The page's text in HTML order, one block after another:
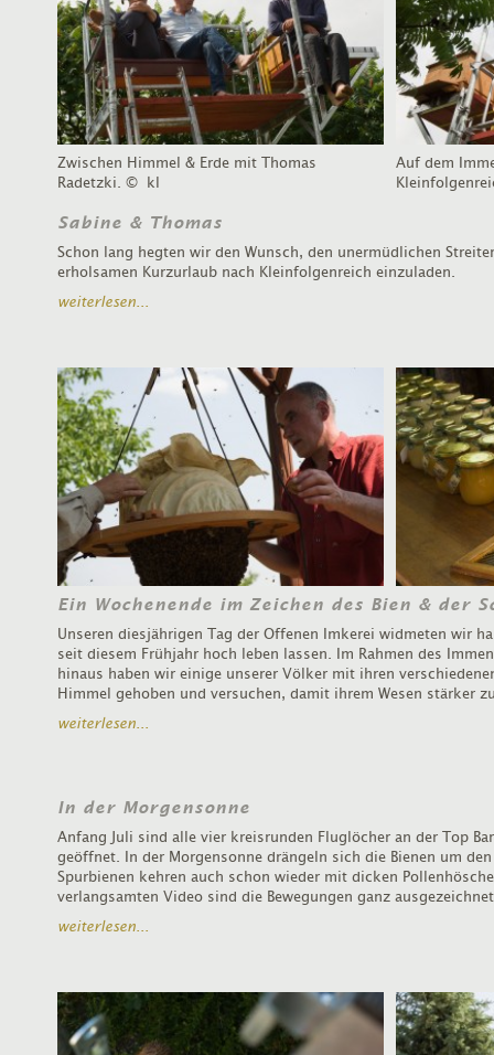
Zwischen Himmel & Erde mit Thomas
Radetzki. © kl
Auf dem
Sabine & Thomas
Schon lang hegten wir den Wunsch, den unermüdlichen
erholsamen Kurzurlaub nach Kleinfolgenreich einzuladen.
weiterlesen...
Ein Wochenende im Zeichen des Bien & der
Unseren diesjährigen Tag der Offenen Imkerei widmeten wir
seit diesem Frühjahr hoch leben lassen. Im Rahmen des
hinaus haben wir einige unserer Völker mit ihren
Himmel gehoben und versuchen, damit ihrem Wesen stärker
weiterlesen...
In der Morgensonne
Anfang Juli sind alle vier kreisrunden Fluglöcher an der Top
geöffnet. In der Morgensonne drängeln sich die Bienen um
Spurbienen kehren auch schon wieder mit dicken
verlangsamten Video sind die Bewegungen ganz
weiterlesen...